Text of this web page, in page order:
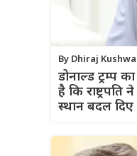
By Dhiraj
डोनाल्ड ट्रम्प
है कि
स्थान बदल दिए